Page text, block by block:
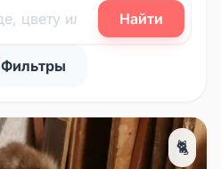
Найти
Фильтры
🐈